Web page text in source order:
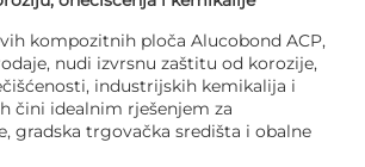
kompozitnih ploča Alucobond ACP,
nudi izvrsnu zaštitu od korozije,
industrijskih kemikalija i
čini idealnim rješenjem za
gradska trgovačka središta i obalne